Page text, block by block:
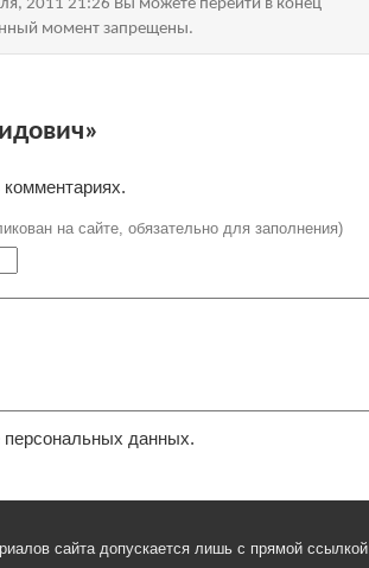
2011 21:26 Вы можете перейти в конец
момент запрещены.
на сайте, обязательно для заполнения)
персональных данных.
сайта допускается лишь с прямой ссылкой